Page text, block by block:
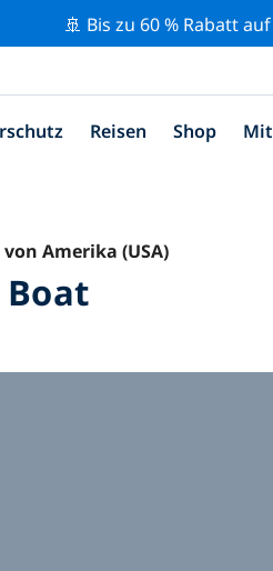
🚢 Bis zu 60 % Rabatt
Reisen Shop
Amerika (USA)
Boat